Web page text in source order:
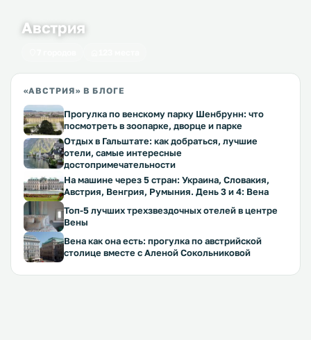
Австрия
«АВСТРИЯ» В БЛОГЕ
Прогулка по венскому парку Шенбрунн: что
посмотреть в зоопарке, дворце и парке
Отдых в Гальштате: как добраться, лучшие
отели, самые интересные
достопримечательности
На машине через 5 стран: Украина, Словакия,
Австрия, Венгрия, Румыния. День 3 и 4: Вена
Топ-5 лучших трехзвездочных отелей в центре
Вены
Вена как она есть: прогулка по австрийской
столице вместе с Аленой Сокольниковой